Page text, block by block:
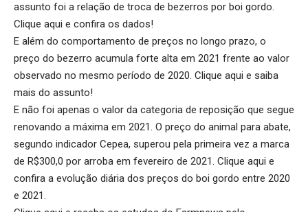
assunto foi a relação de troca de bezerros por boi gordo.
Clique aqui e confira os dados!
E além do comportamento de preços no longo prazo, o
preço do bezerro acumula forte alta em 2021 frente ao valor
observado no mesmo período de 2020. Clique aqui e saiba
mais do assunto!
E não foi apenas o valor da categoria de reposição que segue
renovando a máxima em 2021. O preço do animal para abate,
segundo indicador Cepea, superou pela primeira vez a marca
de R$300,0 por arroba em fevereiro de 2021. Clique aqui e
confira a evolução diária dos preços do boi gordo entre 2020
e 2021.